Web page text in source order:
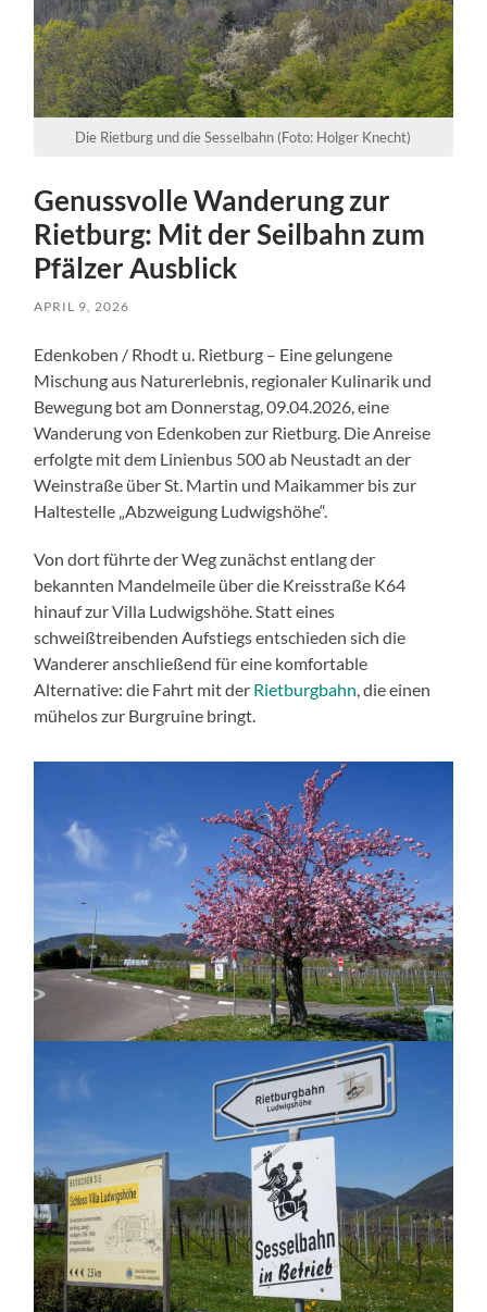
Die Rietburg und die Sesselbahn (Foto: Holger Knecht)
Genussvolle Wanderung zur
Rietburg: Mit der Seilbahn zum
Pfälzer Ausblick
APRIL 9, 2026
Edenkoben / Rhodt u. Rietburg – Eine gelungene
Mischung aus Naturerlebnis, regionaler Kulinarik und
Bewegung bot am Donnerstag, 09.04.2026, eine
Wanderung von Edenkoben zur Rietburg. Die Anreise
erfolgte mit dem Linienbus 500 ab Neustadt an der
Weinstraße über St. Martin und Maikammer bis zur
Haltestelle „Abzweigung Ludwigshöhe“.
Von dort führte der Weg zunächst entlang der
bekannten Mandelmeile über die Kreisstraße K64
hinauf zur Villa Ludwigshöhe. Statt eines
schweißtreibenden Aufstiegs entschieden sich die
Wanderer anschließend für eine komfortable
Alternative: die Fahrt mit der Rietburgbahn, die einen
mühelos zur Burgruine bringt.